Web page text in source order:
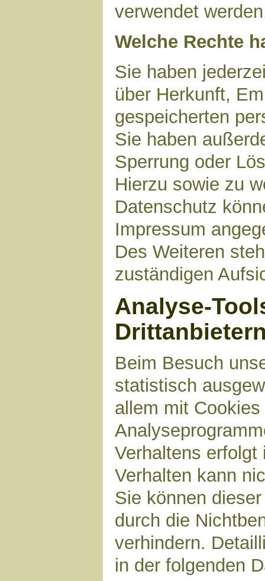
verwendet
Welche Rechte
Sie haben
über Herkunft,
gespeicherten
Sie haben
Sperrung oder
Hierzu sowie zu
Datenschutz
Impressum
Des Weiteren
zuständigen
Analyse-
Beim Besuch
statistisch
allem mit
Verhaltens
Verhalten kann
Sie können
durch die
verhindern.
in der folgenden